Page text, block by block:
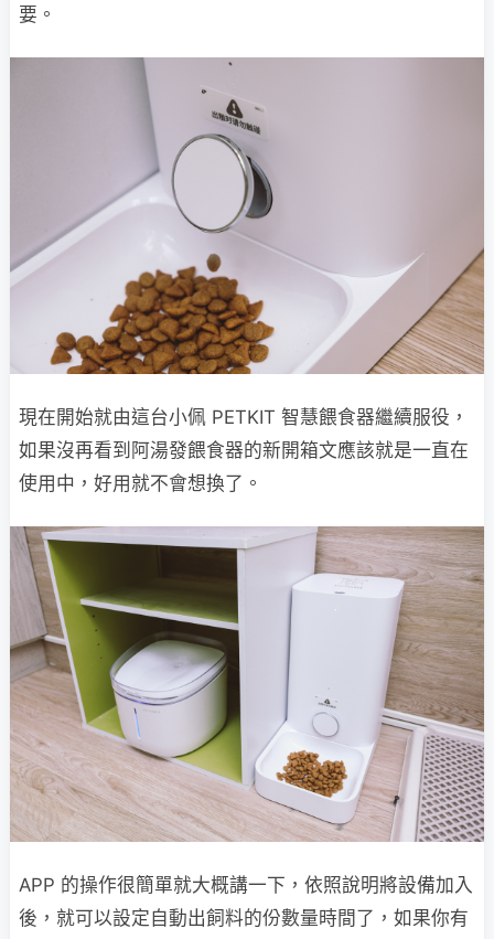
要。
現在開始就由這台小佩 PETKIT 智慧餵食器繼續服役，
如果沒再看到阿湯發餵食器的新開箱文應該就是一直在
使用中，好用就不會想換了。
APP 的操作很簡單就大概講一下，依照說明將設備加入
後，就可以設定自動出飼料的份數量時間了，如果你有